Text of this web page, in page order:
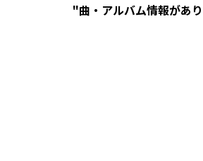
"曲・アルバム情報があ